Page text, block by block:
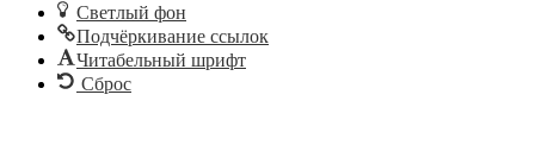
Светлый фон
Подчёркивание ссылок
Читабельный шрифт
Сброс